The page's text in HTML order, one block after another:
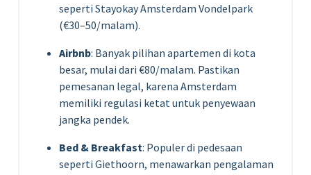
seperti Stayokay Amsterdam Vondelpark
(€30–50/malam).
Airbnb: Banyak pilihan apartemen di kota
besar, mulai dari €80/malam. Pastikan
pemesanan legal, karena Amsterdam
memiliki regulasi ketat untuk penyewaan
jangka pendek.
Bed & Breakfast: Populer di pedesaan
seperti Giethoorn, menawarkan pengalaman